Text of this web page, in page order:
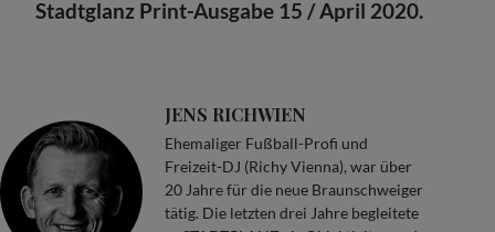
Stadtglanz Print-Ausgabe 15 / April 2020.
JENS RICHWIEN
Ehemaliger Fußball-Profi und
Freizeit-DJ (Richy Vienna), war über
20 Jahre für die neue Braunschweiger
tätig. Die letzten drei Jahre begleitete